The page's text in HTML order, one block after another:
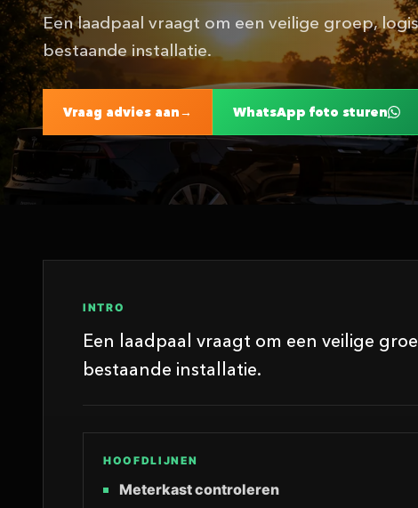
Een laadpaal vraagt om een veilige groep,
bestaande installatie.
Vraag advies aan WhatsApp foto sturen
INTRO
Een laadpaal vraagt om een veilige
bestaande installatie.
HOOFDLIJNEN
Meterkast controleren